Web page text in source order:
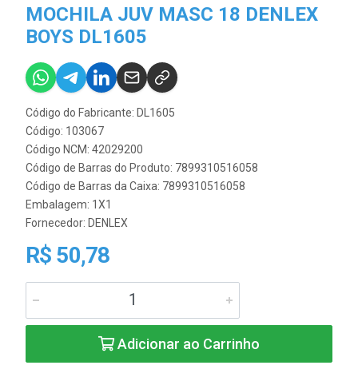
MOCHILA JUV MASC 18 DENLEX
BOYS DL1605
Código do Fabricante: DL1605
Código: 103067
Código NCM: 42029200
Código de Barras do Produto: 7899310516058
Código de Barras da Caixa: 7899310516058
Embalagem: 1X1
Fornecedor: DENLEX
R$ 50,78
Adicionar ao Carrinho